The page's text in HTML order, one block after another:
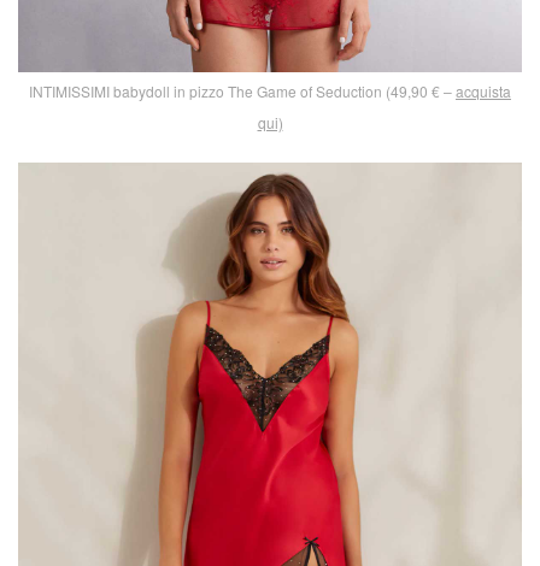
INTIMISSIMI babydoll in pizzo The Game of Seduction (49,90 € –acquista
qui)